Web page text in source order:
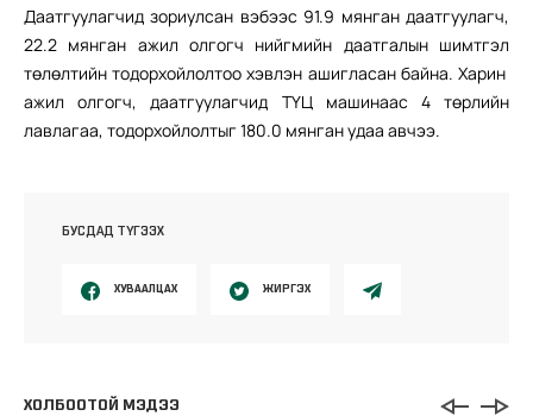
Даатгуулагчид зориулсан вэбээс 91.9 мянган даатгуулагч,
22.2 мянган ажил олгогч нийгмийн даатгалын шимтгэл
төлөлтийн тодорхойлолтоо хэвлэн ашигласан байна. Харин
ажил олгогч, даатгуулагчид ТҮЦ машинаас 4 төрлийн
лавлагаа, тодорхойлолтыг 180.0 мянган удаа авчээ.
БУСДАД ТҮГЭЭХ
ХУВААЛЦАХ ЖИРГЭХ
ХОЛБООТОЙ МЭДЭЭ